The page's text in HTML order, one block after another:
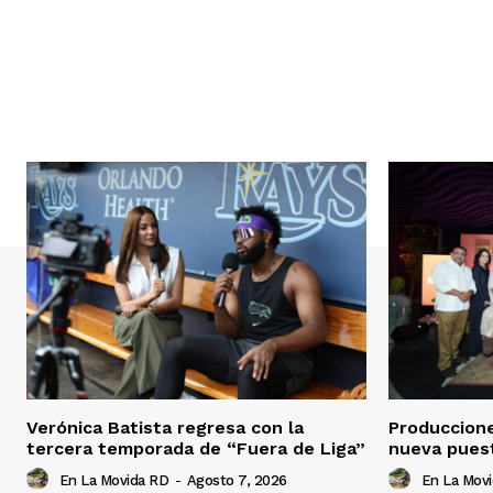
Verónica Batista regresa con la
tercera temporada de “Fuera de Liga”
En La Movida RD - Agosto 7, 2026
nueva
En La